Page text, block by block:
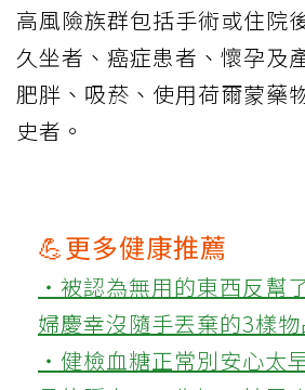
高風險族群包括手術或住院
久坐者、癌症患者、懷孕及
肥胖、吸菸、使用荷爾蒙藥
史者。
💪更多健康推薦
‧被認為無用的東西反幫
婦慶幸沒隨手丟棄的3樣物
‧健檢血糖正常別安心太